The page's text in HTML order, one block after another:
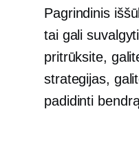
Pagrindinis
tai gali
pritrūksite,
strategijas,
padidinti